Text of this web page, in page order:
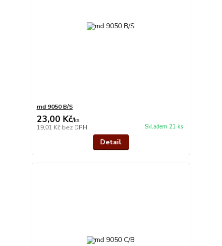
md 9050 B/S
23,00 Kč/ks
19,01 Kč bez DPH Skladem 21 ks
Detail